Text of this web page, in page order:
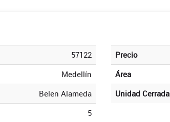
57122
Medellín
Belen Alameda
5
Precio
Área
Unidad Cerrada